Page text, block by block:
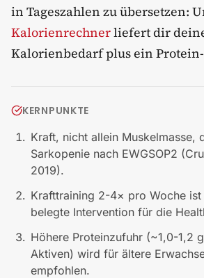
in Tageszahlen zu übersetzen:
Kalorienrechnerliefert dir
Kalorienbedarf plus ein
KERNPUNKTE
Kraft, nicht allein Muskelmasse,
Sarkopenie nach EWGSOP2
2019).
Krafttraining 2-4× pro Woche ist
belegte Intervention für die
Höhere Proteinzufuhr (~1,0-1,2
Aktiven) wird für ältere
empfohlen.